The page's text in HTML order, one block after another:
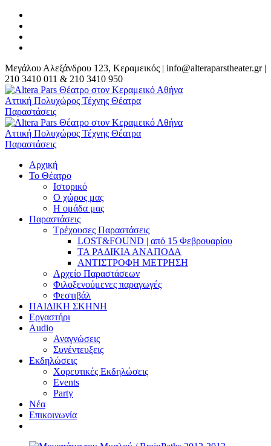
Μεγάλου Αλεξάνδρου 123, Κεραμεικός | info@alteraparstheater.gr |
210 3410 011 & 210 3410 950
Αρχική
Το Θέατρο
Ιστορικό
Ο χώρος μας
Η ομάδα μας
Παραστάσεις
Τρέχουσες Παραστάσεις
LOST&FOUND | από 15 Φεβρουαρίου
ΤΑ ΡΑΔΙΚΙΑ ΑΝΑΠΟΔΑ
ΑΝΤΙΣΤΡΟΦΗ ΜΕΤΡΗΣΗ
Αρχείο Παραστάσεων
Φιλοξενούμενες παραγωγές
Φεστιβάλ
ΠΑΙΔΙΚΗ ΣΚΗΝΗ
Εργαστήρι
Audio
Αναγνώσεις
Συνέντευξεις
Εκδηλώσεις
Χορευτικές Εκδηλώσεις
Εvents
Party
Nέα
Επικοινωνία